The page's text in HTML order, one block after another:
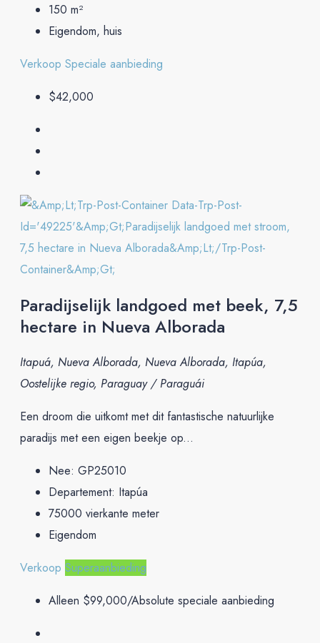
150 m²
Eigendom, huis
Verkoop Speciale aanbieding
$42,000
Paradijselijk landgoed met beek, 7,5
hectare in Nueva Alborada
Itapuá, Nueva Alborada, Nueva Alborada, Itapúa,
Oostelijke regio, Paraguay / Paraguái
Een droom die uitkomt met dit fantastische natuurlijke
paradijs met een eigen beekje op...
Nee: GP25010
Departement: Itapúa
75000 vierkante meter
Eigendom
Verkoop Superaanbieding
Alleen $99,000/Absolute speciale aanbieding